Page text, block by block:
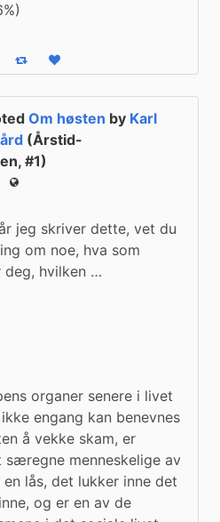
Boost statusLike status
Om høsten by Karl
(Årstid-
#1)
Public
jeg skriver dette, vet du
om noe, hva som
deg, hvilken …
organer senere i livet
engang kan benevnes
å vekke skam, er
særegne menneskelige av
lås, det lukker inne det
og er en av de